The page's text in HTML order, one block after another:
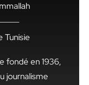
Tunisie
fondé en 1936,
journalisme